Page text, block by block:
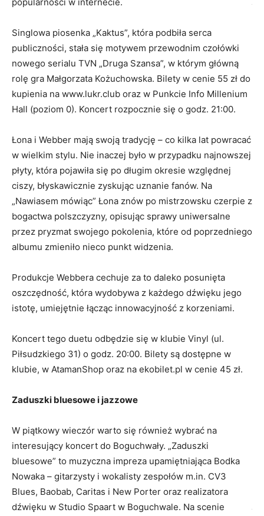
Singlowa piosenka „Kaktus”, która podbiła serca
publiczności, stała się motywem przewodnim czołówki
nowego serialu TVN „Druga Szansa”, w którym główną
rolę gra Małgorzata Kożuchowska. Bilety w cenie 55 zł do
kupienia na www.lukr.club oraz w Punkcie Info Millenium
Hall (poziom 0). Koncert rozpocznie się o godz. 21:00.
Łona i Webber mają swoją tradycję – co kilka lat powracać
w wielkim stylu. Nie inaczej było w przypadku najnowszej
płyty, która pojawiła się po długim okresie względnej
ciszy, błyskawicznie zyskując uznanie fanów. Na
„Nawiasem mówiąc” Łona znów po mistrzowsku czerpie z
bogactwa polszczyzny, opisując sprawy uniwersalne
przez pryzmat swojego pokolenia, które od poprzedniego
albumu zmieniło nieco punkt widzenia.
Produkcje Webbera cechuje za to daleko posunięta
oszczędność, która wydobywa z każdego dźwięku jego
istotę, umiejętnie łącząc innowacyjność z korzeniami.
Koncert tego duetu odbędzie się w klubie Vinyl (ul.
Piłsudzkiego 31) o godz. 20:00. Bilety są dostępne w
klubie, w AtamanShop oraz na ekobilet.pl w cenie 45 zł.
Zaduszki bluesowe i jazzowe
W piątkowy wieczór warto się również wybrać na
interesujący koncert do Boguchwały. „Zaduszki
bluesowe” to muzyczna impreza upamiętniająca Bodka
Nowaka – gitarzysty i wokalisty zespołów m.in. CV3
Blues, Baobab, Caritas i New Porter oraz realizatora
dźwięku w Studio Spaart w Boguchwale. Na scenie